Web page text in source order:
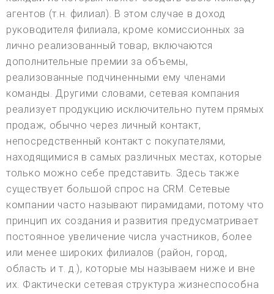
агентов (т.н. филиал). В этом случае в доход
руководителя филиала, кроме комиссионных за
лично реализованный товар, включаются
дополнительные премии за объемы,
реализованные подчиненными ему членами
команды. Другими словами, сетевая компания
реализует продукцию исключительно путем прямых
продаж, обычно через личный контакт,
непосредственный контакт с покупателями,
находящимися в самых различных местах, которые
только можно себе представить. Здесь также
существует большой спрос на CRM. Сетевые
компании часто называют пирамидами, потому что
принцип их создания и развития предусматривает
постоянное увеличение числа участников, более
или менее широких филиалов (район, город,
область и т. д.), которые мы называем ниже и вне
их. Фактически сетевая структура жизнеспособна